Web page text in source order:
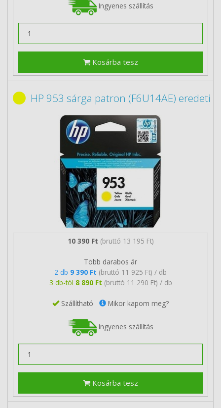
Ingyenes szállítás
Kosárba tesz
HP 953 sárga patron (F6U14AE) eredeti
10 390 Ft (bruttó 13 195 Ft)
Több darabos ár
2 db 9 390 Ft (bruttó 11 925 Ft) / db
3 db-tól 8 890 Ft (bruttó 11 290 Ft) / db
Szállítható Mikor kapom meg?
Ingyenes szállítás
Kosárba tesz